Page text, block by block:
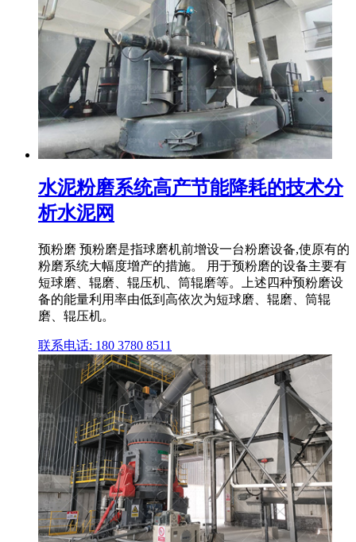
水泥粉磨系统高产节能降耗的技术分
析水泥网
预粉磨 预粉磨是指球磨机前增设一台粉磨设备,使原有的
粉磨系统大幅度增产的措施。 用于预粉磨的设备主要有
短球磨、辊磨、辊压机、筒辊磨等。上述四种预粉磨设
备的能量利用率由低到高依次为短球磨、辊磨、筒辊
磨、辊压机。
联系电话: 180 3780 8511